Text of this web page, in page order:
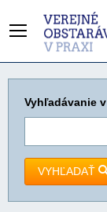
Vyhľadávanie
VYHĽADAŤ